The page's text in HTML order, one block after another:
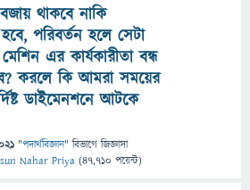
থাকবে নাকি
পরিবর্তন হলে সেটা
এর কার্যকারীতা বন্ধ
করলে কি আমরা সময়ের
ডাইমেনশনে আটকে
"পদার্থবিজ্ঞান" বিভাগে জিজ্ঞাসা
Nahar Priya (47,710 পয়েন্ট)